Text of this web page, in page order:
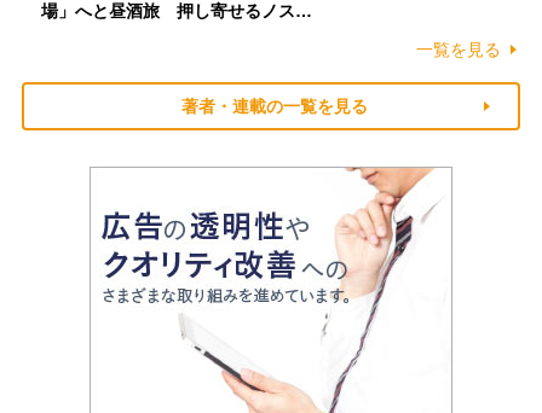
場」へと昼酒旅 押し寄せるノス…
一覧を見る
著者・連載の一覧を見る